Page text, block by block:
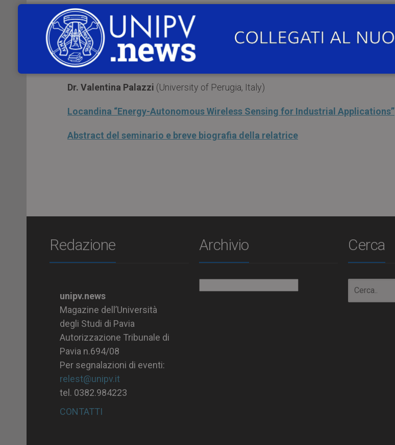
Martedì 6 dicembre 2022
Dipartimento di Ingegneria Industriale e dell’Informazione dell’Università
seminario “Energy-Autonomous Wireless Sensing for Industrial Applications” .
Relatrice:
Dr. Valentina Palazzi (University of Perugia, Italy)
Locandina “Energy-Autonomous Wireless Sensing for Industrial Applications”
Abstract del seminario e breve biografia della relatrice
Redazione
unipv.news
Magazine dell’Università
degli Studi di Pavia
Autorizzazione Tribunale di
Pavia n.694/08
Per segnalazioni di eventi:
relest@unipv.it
tel. 0382.984223
CONTATTI
Archivio Cerca